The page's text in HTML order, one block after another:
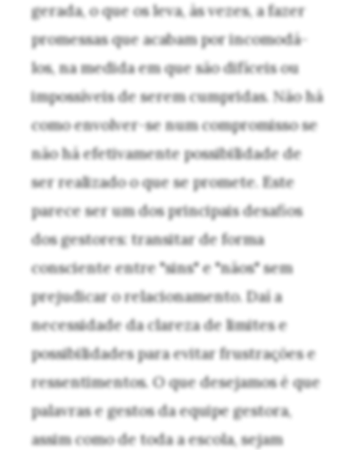
gerada, o que os leva, às vezes, a fazer
promessas que acabam por incomodá-
los, na medida em que são difíceis ou
impossíveis de serem cumpridas. Não há
como envolver-se num compromisso se
não há efetivamente possibilidade de
ser realizado o que se promete. Este
parece ser um dos principais desafios
dos gestores: transitar de forma
consciente entre "sins" e "nãos" sem
prejudicar o relacionamento. Daí a
necessidade da clareza de limites e
possibilidades para evitar frustrações e
ressentimentos. O que desejamos é que
palavras e gestos da equipe gestora,
assim como de toda a escola, sejam